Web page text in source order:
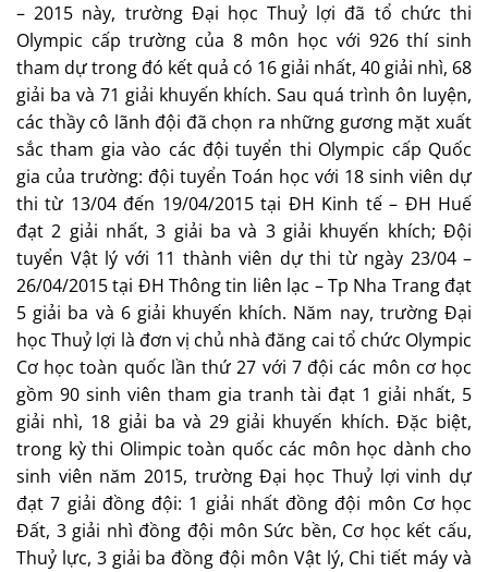
– 2015 này, trường Đại học Thuỷ lợi đã tổ chức thi
Olympic cấp trường của 8 môn học với 926 thí sinh
tham dự trong đó kết quả có 16 giải nhất, 40 giải nhì, 68
giải ba và 71 giải khuyến khích. Sau quá trình ôn luyện,
các thầy cô lãnh đội đã chọn ra những gương mặt xuất
sắc tham gia vào các đội tuyển thi Olympic cấp Quốc
gia của trường: đội tuyển Toán học với 18 sinh viên dự
thi từ 13/04 đến 19/04/2015 tại ĐH Kinh tế – ĐH Huế
đạt 2 giải nhất, 3 giải ba và 3 giải khuyến khích; Đội
tuyển Vật lý với 11 thành viên dự thi từ ngày 23/04 –
26/04/2015 tại ĐH Thông tin liên lạc – Tp Nha Trang đạt
5 giải ba và 6 giải khuyến khích. Năm nay, trường Đại
học Thuỷ lợi là đơn vị chủ nhà đăng cai tổ chức Olympic
Cơ học toàn quốc lần thứ 27 với 7 đội các môn cơ học
gồm 90 sinh viên tham gia tranh tài đạt 1 giải nhất, 5
giải nhì, 18 giải ba và 29 giải khuyến khích. Đặc biệt,
trong kỳ thi Olimpic toàn quốc các môn học dành cho
sinh viên năm 2015, trường Đại học Thuỷ lợi vinh dự
đạt 7 giải đồng đội: 1 giải nhất đồng đội môn Cơ học
Đất, 3 giải nhì đồng đội môn Sức bền, Cơ học kết cấu,
Thuỷ lực, 3 giải ba đồng đội môn Vật lý, Chi tiết máy và